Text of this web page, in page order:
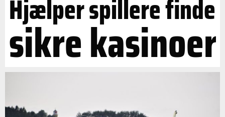
Hjælper spillere finde
sikre kasinoer